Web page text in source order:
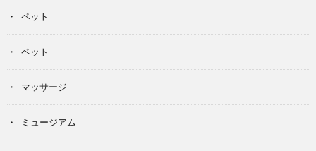
ペット
ペット
マッサージ
ミュージアム